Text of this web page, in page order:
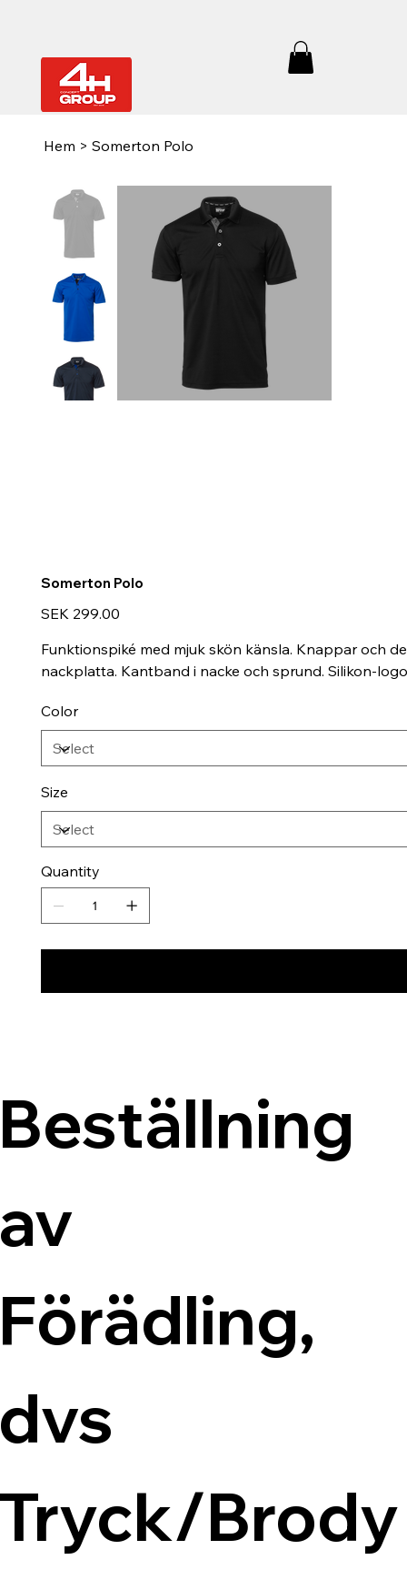
Hem > Somerton Polo
Somerton Polo
Price
SEK 299.00
Funktionspiké med mjuk skön känsla. Knappar och
nackplatta. Kantband i nacke och sprund. Silikon-
Color
Size
Quantity
Brody